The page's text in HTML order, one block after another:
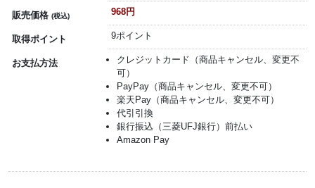
販売価格 (税込) 968円
取得ポイント 9ポイント
お支払方法
クレジットカード（商品キャンセル、変更不
可）
PayPay（商品キャンセル、変更不可）
楽天Pay（商品キャンセル、変更不可）
代引引換
銀行振込（三菱UFJ銀行）前払い
Amazon Pay